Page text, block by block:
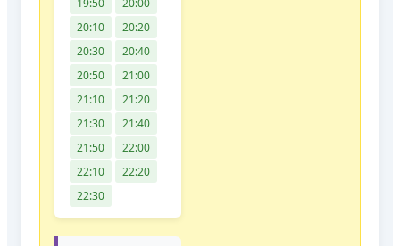
19:50
20:00
20:10
20:20
20:30
20:40
20:50
21:00
21:10
21:20
21:30
21:40
21:50
22:00
22:10
22:20
22:30